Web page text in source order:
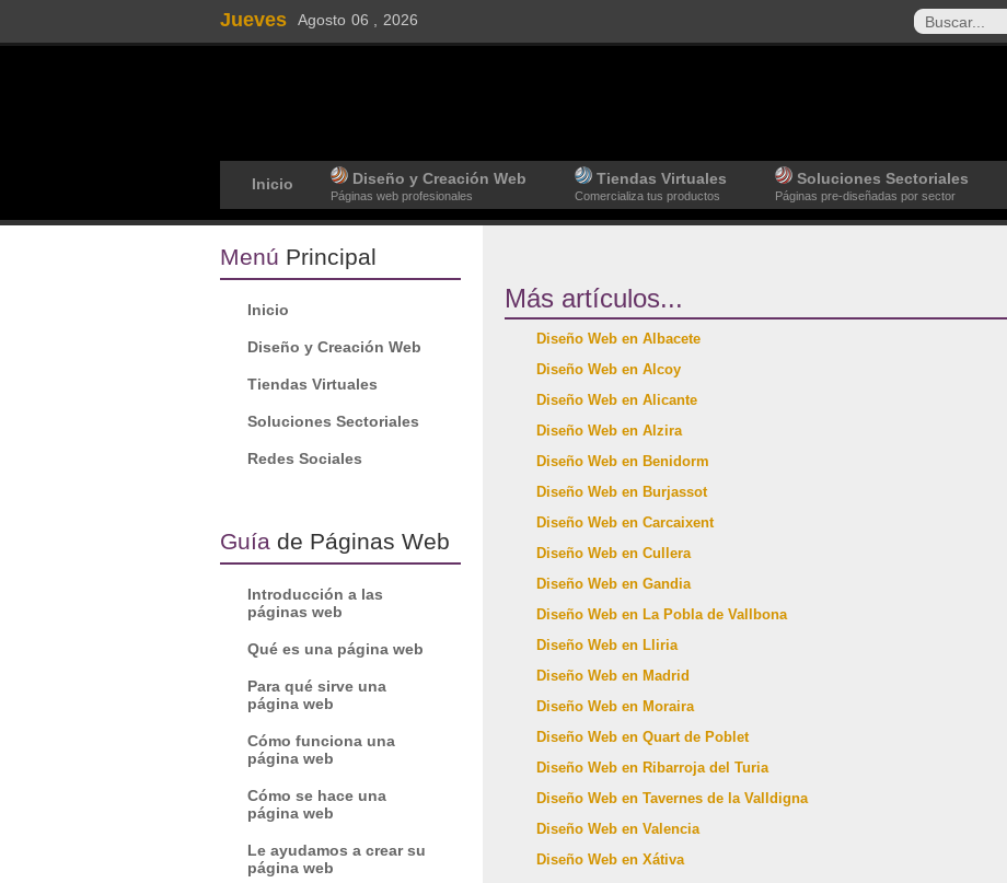
Jueves Agosto 06 , 2026
Inicio Diseño y Creación Web
Páginas web profesionales
Tiendas Virtuales
Comercializa tus productos
Soluciones Sectoriales
Páginas pre-diseñadas por sector
Más artículos...
Diseño Web en Albacete
Diseño Web en Alcoy
Diseño Web en Alicante
Diseño Web en Alzira
Diseño Web en Benidorm
Diseño Web en Burjassot
Diseño Web en Carcaixent
Diseño Web en Cullera
Diseño Web en Gandia
Diseño Web en La Pobla de Vallbona
Diseño Web en Lliria
Diseño Web en Madrid
Diseño Web en Moraira
Diseño Web en Quart de Poblet
Diseño Web en Ribarroja del Turia
Diseño Web en Tavernes de la Valldigna
Diseño Web en Valencia
Diseño Web en Xátiva
Menú Principal
Inicio
Diseño y Creación Web
Tiendas Virtuales
Soluciones Sectoriales
Redes Sociales
Guía de Páginas Web
Introducción a las
páginas web
Qué es una página web
Para qué sirve una
página web
Cómo funciona una
página web
Cómo se hace una
página web
Le ayudamos a crear su
página web